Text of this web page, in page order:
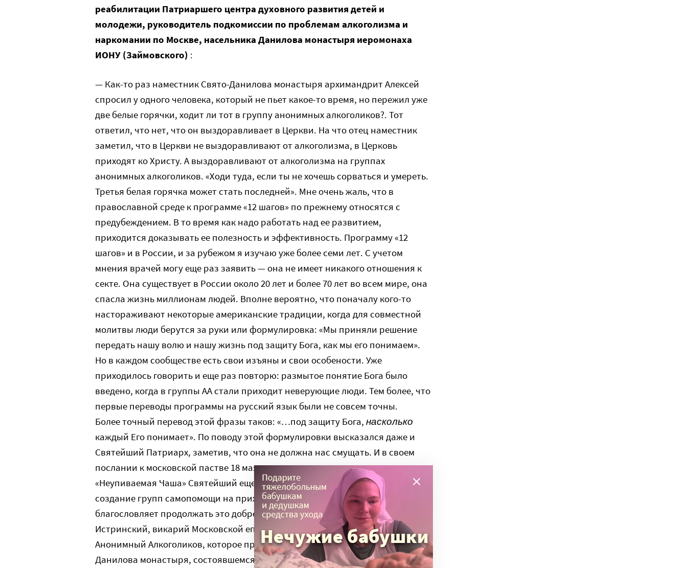
реабилитации Патриаршего центра духовного развития детей и
молодежи, руководитель подкомиссии по проблемам алкоголизма и
наркомании по Москве, насельника Данилова монастыря иеромонаха
ИОНУ (Займовского) :
— Как-то раз наместник Свято-Данилова монастыря архимандрит Алексей
спросил у одного человека, который не пьет какое-то время, но пережил уже
две белые горячки, ходит ли тот в группу анонимных алкоголиков?. Тот
ответил, что нет, что он выздоравливает в Церкви. На что отец наместник
заметил, что в Церкви не выздоравливают от алкоголизма, в Церковь
приходят ко Христу. А выздоравливают от алкоголизма на группах
анонимных алкоголиков. «Ходи туда, если ты не хочешь сорваться и умереть.
Третья белая горячка может стать последней». Мне очень жаль, что в
православной среде к программе «12 шагов» по прежнему относятся с
предубеждением. В то время как надо работать над ее развитием,
приходится доказывать ее полезность и эффективность. Программу «12
шагов» и в России, и за рубежом я изучаю уже более семи лет. С учетом
мнения врачей могу еще раз заявить — она не имеет никакого отношения к
секте. Она существует в России около 20 лет и более 70 лет во всем мире, она
спасла жизнь миллионам людей. Вполне вероятно, что поначалу кого-то
настораживают некоторые американские традиции, когда для совместной
молитвы люди берутся за руки или формулировка: «Мы приняли решение
передать нашу волю и нашу жизнь под защиту Бога, как мы его понимаем».
Но в каждом сообществе есть свои изъяны и свои особености. Уже
приходилось говорить и еще раз повторю: размытое понятие Бога было
введено, когда в группы АА стали приходит неверующие люди. Тем более, что
первые переводы программы на русский язык были не совсем точны.
Более точный перевод этой фразы таков: «…под защиту Бога, насколько
каждый Его понимает». По поводу этой формулировки высказался даже и
Святейший Патриарх, заметив, что она не должна нас смущать. И в своем
послании к московской пастве 18 мая, в день празднования иконы
«Неупиваемая Чаша» Святейший еще раз подтвердил, что приветствует
создание групп самопомощи на приходах и в монастырях Москвы, и
благословляет продолжать это доброе начинание. А архиепископ
Истринский, викарий Московской епархии Арсений на открытом собрании
Анонимный Алкоголиков, которое проходило собрании в доме наместника
Данилова монастыря, состоявшемся 24 июля этого года и посвященном